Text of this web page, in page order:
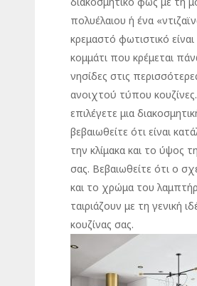
πολυέλαιου ή ένα
κρεμαστό φωτιστικό
κομμάτι που κρέμεται
νησίδες στις
ανοιχτού τύπου
επιλέγετε μια
βεβαιωθείτε ότι είναι
την κλίμακα και το ύψος
σας. Βεβαιωθείτε ότι ο
και το χρώμα του
ταιριάζουν με τη γενική
κουζίνας σας.